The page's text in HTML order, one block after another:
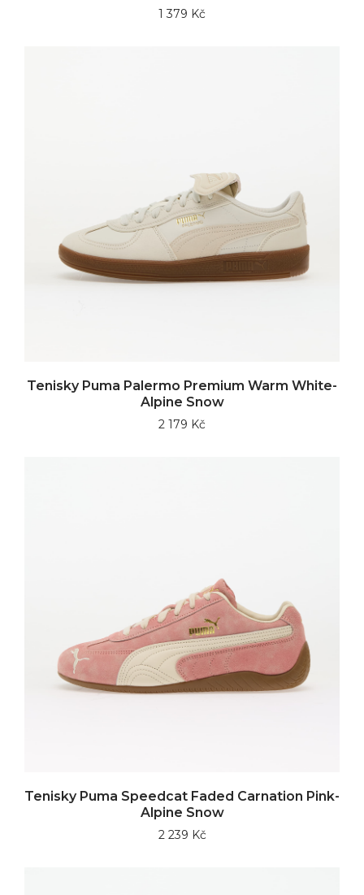
1 379 Kč
Tenisky Puma Palermo Premium Warm White-
Alpine Snow
2 179 Kč
Tenisky Puma Speedcat Faded Carnation Pink-
Alpine Snow
2 239 Kč